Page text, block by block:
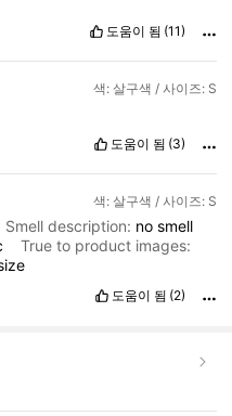
도움이 됨 (11)
색: 살구색 / 사이즈: S
도움이 됨 (3)
색: 살구색 / 사이즈: S
Smell description: no smell
True to product images:
도움이 됨 (2)